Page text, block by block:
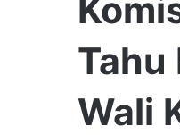
Tahu
Wali